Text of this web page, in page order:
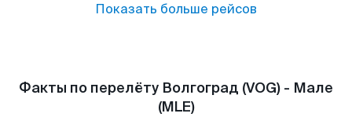
Показать больше рейсов
Факты по перелёту Волгоград (VOG) - Мале
(MLE)